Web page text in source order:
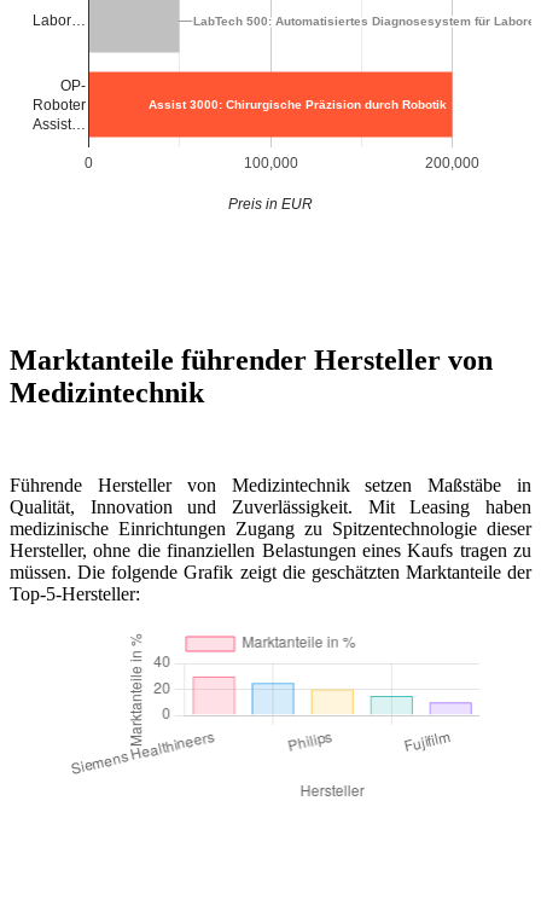
0 100,000 200,000
Labor…
OP-
Roboter
Assist…
LabTech 500: Automatisiertes Diagnosesystem für Labore
LabTech 500: Automatisiertes Diagnosesystem für Labore
Assist 3000: Chirurgische Präzision durch Robotik
Preis in EUR
Marktanteile führender Hersteller von
Medizintechnik
Führende Hersteller von Medizintechnik setzen Maßstäbe in
Qualität, Innovation und Zuverlässigkeit. Mit Leasing haben
medizinische Einrichtungen Zugang zu Spitzentechnologie dieser
Hersteller, ohne die finanziellen Belastungen eines Kaufs tragen zu
müssen. Die folgende Grafik zeigt die geschätzten Marktanteile der
Top-5-Hersteller: